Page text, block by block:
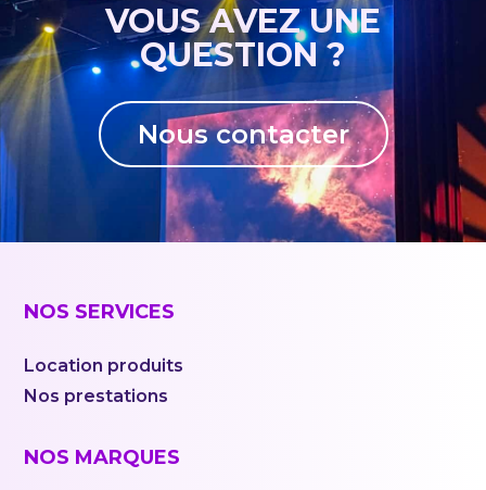
VOUS AVEZ UNE
QUESTION ?
Nous contacter
NOS SERVICES
Location produits
Nos prestations
NOS MARQUES